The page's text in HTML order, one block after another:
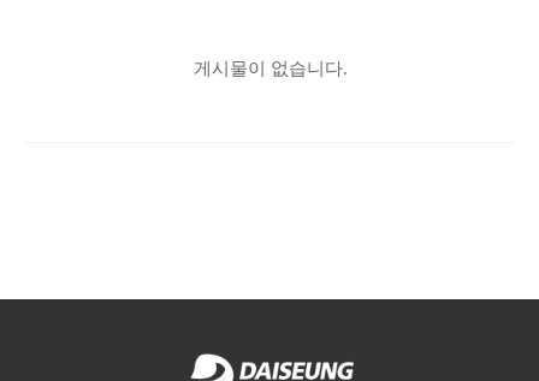
게시물이 없습니다.